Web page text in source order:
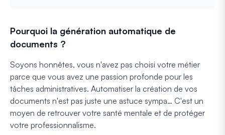
Pourquoi la génération automatique de
documents ?
Soyons honnêtes, vous n'avez pas choisi votre métier
parce que vous avez une passion profonde pour les
tâches administratives. Automatiser la création de vos
documents n'est pas juste une astuce sympa… C'est un
moyen de retrouver votre santé mentale et de protéger
votre professionnalisme.